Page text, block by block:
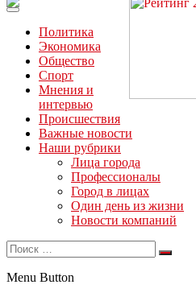
“ЗаНовомосковск”
Политика
Экономика
Общество
Спорт
Мнения и
интервью
Происшествия
Важные новости
Наши рубрики
Лица города
Профессионалы
Город в лицах
Один день из жизни
Новости компаний
Menu Button